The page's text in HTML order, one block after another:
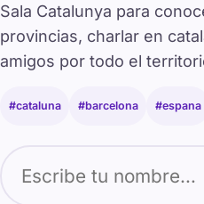
Sala Catalunya para
provincias, charlar en
amigos por todo el
#cataluna #barcelona #espana